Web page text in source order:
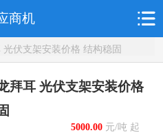
商机
伏支架安装价格 结构稳固
拜耳 光伏支架安装价格
5000.00元/吨 起